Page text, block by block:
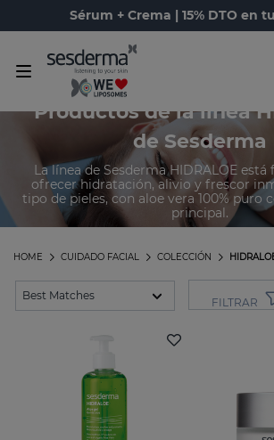
Sérum + Crema | 15% DTO en
Productos de la línea
de Sesderma
La línea de Sesderma HIDRALOE
ofrecer hidratación, alivio y frescor
tipo de pieles, con aloe vera 100% puro
principal.
COLECCIÓN
CUIDADO FACIAL
HOME
FILTRAR